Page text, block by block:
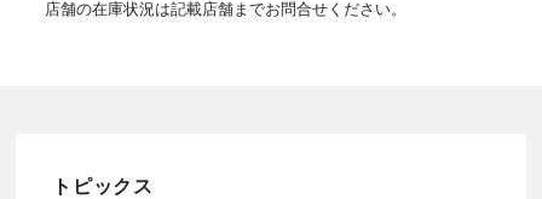
店舗の在庫状況は記載店舗までお問合せください。
トピックス